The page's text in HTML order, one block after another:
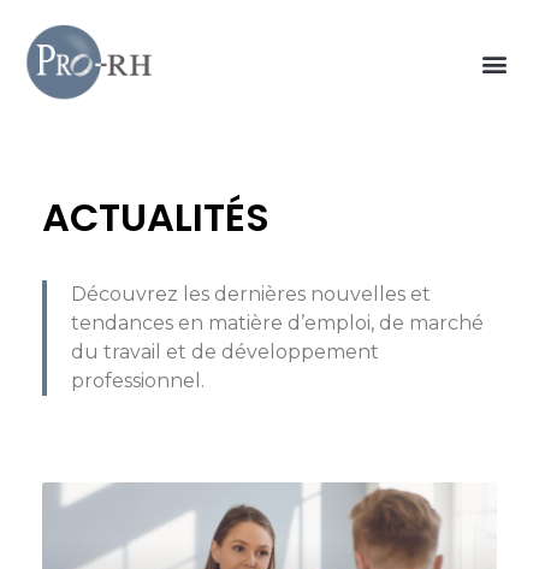
ACTUALITÉS
Découvrez les dernières nouvelles et
tendances en matière d’emploi, de marché
du travail et de développement
professionnel.